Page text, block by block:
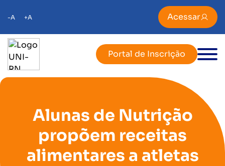
-A +A Acessar
Portal de Inscrição
Alunas de Nutrição
propõem receitas
alimentares a atletas